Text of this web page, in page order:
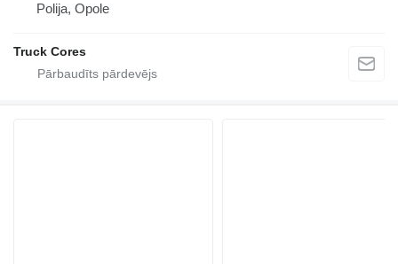
Polija, Opole
Truck Cores